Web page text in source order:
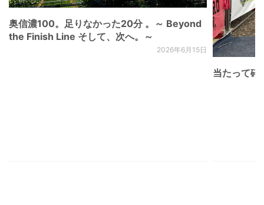
奥信濃100。足りなかった20分 。～ Beyond
the Finish Line そして、次へ。～
2026年6月15日
当たって砕